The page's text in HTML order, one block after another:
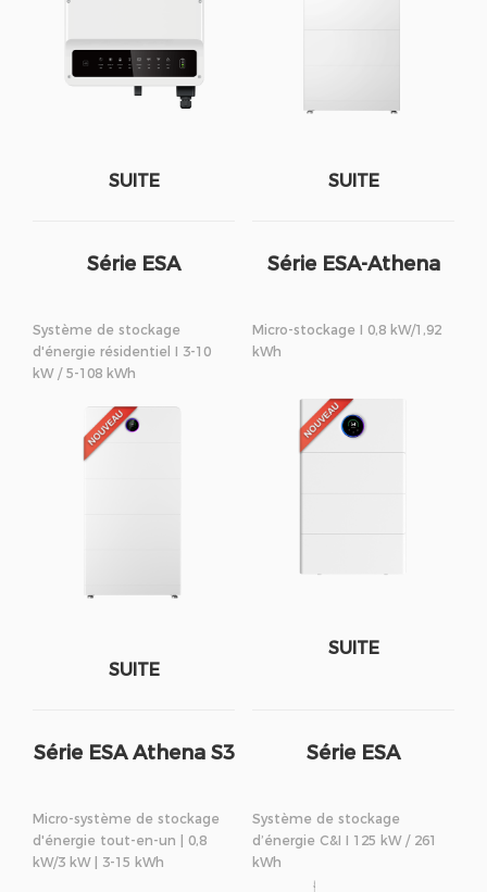
SUITE SUITE
Série ESA
Système de stockage
d'énergie résidentiel I 3-10
kW / 5-108 kWh
SUITE
Série ESA-Athena
Micro-stockage I 0,8 kW/1,92
kWh
SUITE
Série ESA Athena S3
Micro-système de stockage
d'énergie tout-en-un | 0,8
kW/3 kW | 3-15 kWh
Série ESA
Système de stockage
d’énergie C&I I 125 kW / 261
kWh